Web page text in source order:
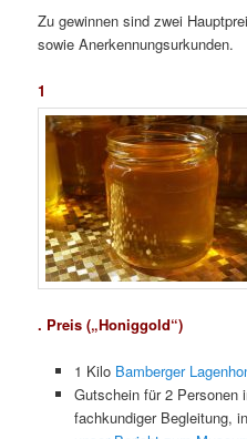
Zu gewinnen sind zwei
sowie Anerkennungsurkunden.
1
. Preis („Honiggold“)
1 Kilo Bamberger
Gutschein für 2 Personen
fachkundiger Begleitung,